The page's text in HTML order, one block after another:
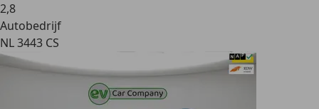
2,8
Autobedrijf
NL 3443 CS